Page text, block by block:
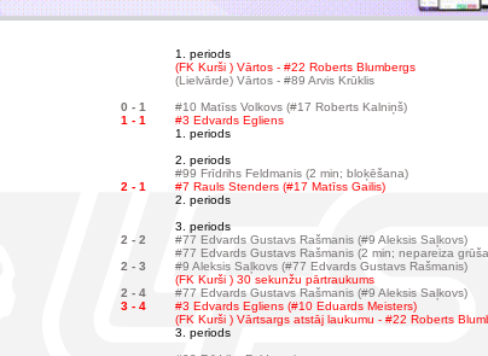
1. periods
(FK Kurši ) Vārtos - #22 Roberts Blumbergs
(Lielvārde) Vārtos - #89 Arvis Krūklis
0 - 1
#10 Matīss Volkovs (#17 Roberts Kalniņš)
1 - 1
#3 Edvards Egliens
1. periods
2. periods
#99 Frīdrihs Feldmanis (2 min; bloķēšana)
2 - 1
#7 Rauls Stenders (#17 Matīss Gailis)
2. periods
3. periods
2 - 2
#77 Edvards Gustavs Rašmanis (#9 Aleksis Saļkovs)
#77 Edvards Gustavs Rašmanis (2 min; nepareiza
2 - 3
#9 Aleksis Saļkovs (#77 Edvards Gustavs Rašmanis)
(FK Kurši ) 30 sekunžu pārtraukums
2 - 4
#77 Edvards Gustavs Rašmanis (#9 Aleksis Saļkovs)
3 - 4
#3 Edvards Egliens (#10 Eduards Meisters)
(FK Kurši ) Vārtsargs atstāj laukumu - #22 Roberts
3. periods